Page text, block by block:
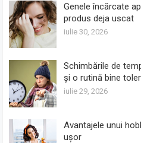
Genele încărcate
produs deja uscat
iulie 30, 2026
Schimbările de
și o rutină bine
iulie 29, 2026
Avantajele unui
ușor